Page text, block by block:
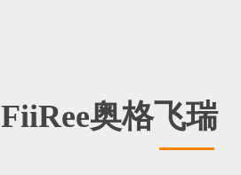
FiiRee奥格飞瑞